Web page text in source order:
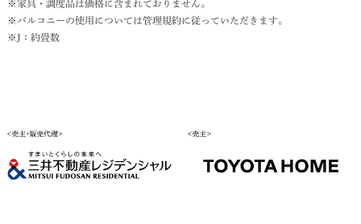
※家具・調度品は価格に含まれておりません。
※バルコニーの使用については管理規約に従っていただきます。
※J：約畳数